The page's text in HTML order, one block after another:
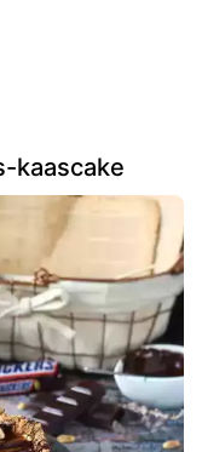
kaascake